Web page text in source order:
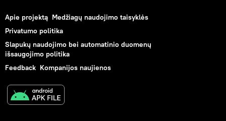
Apie projektą Medžiagų naudojimo taisyklės
Privatumo politika
Slapukų naudojimo bei automatinio duomenų
išsaugojimo politika
Feedback Kompanijos naujienos